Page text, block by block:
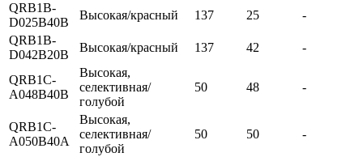
QRB1B-
D025B40B
Высокая/красный 137 25
-
QRB1B-
D042B20B
Высокая/красный 137 42 -
QRB1C-
A048B40B
Высокая,
селективная/
голубой
50 48 -
QRB1C-
A050B40A
Высокая,
селективная/
голубой
50 50 -